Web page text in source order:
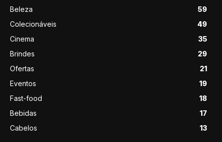
Beleza
59
Colecionáveis
49
Cinema
35
Brindes
29
Ofertas
21
Eventos
19
Fast-food
18
Bebidas
17
Cabelos
13